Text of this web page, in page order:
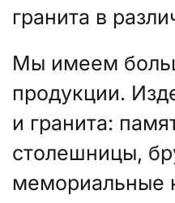
гранита в
Мы имеем
продукции.
и гранита:
столешницы,
мемориальные